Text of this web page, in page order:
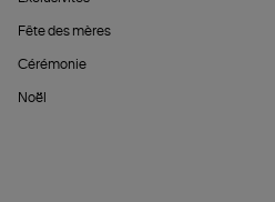
Fête des mères
Cérémonie
Noël